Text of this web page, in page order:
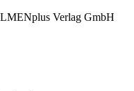
Verlag GmbH